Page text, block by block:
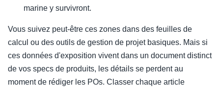
marine y survivront.
Vous suivez peut-être ces zones dans des feuilles de
calcul ou des outils de gestion de projet basiques. Mais si
ces données d'exposition vivent dans un document distinct
de vos specs de produits, les détails se perdent au
moment de rédiger les POs. Classer chaque article